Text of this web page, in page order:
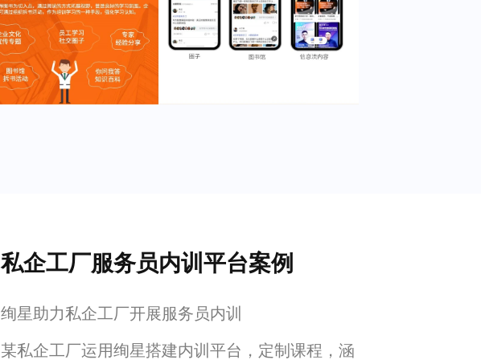
私企工厂服务员内训平台案例
绚星助力私企工厂开展服务员内训
某私企工厂运用绚星搭建内训平台，定制课程，涵